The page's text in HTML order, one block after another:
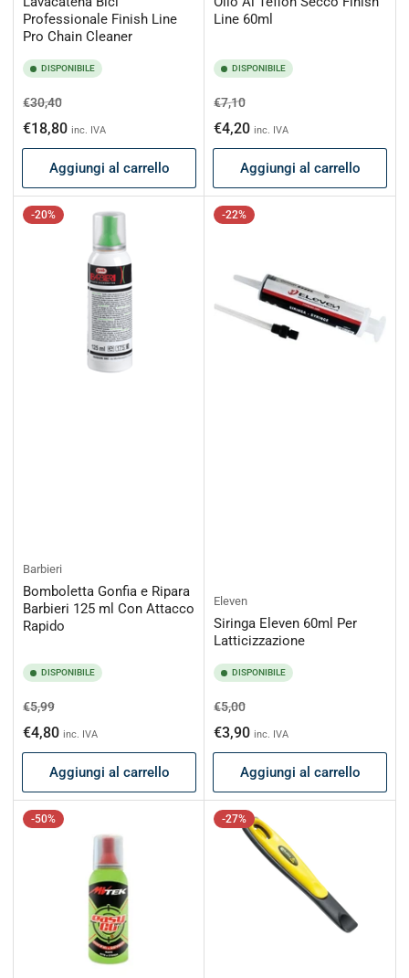
Professionale Finish Line
Pro Chain Cleaner
DISPONIBILE
Prezzo
di
listino
€30,40Prezzo
scontato
€18,80 inc. IVA
Aggiungi al carrello
Line 60ml
DISPONIBILE
Prezzo
di
listino
€7,10Prezzo
scontato
€4,20 inc. IVA
Aggiungi al carrello
-20%
Barbieri
Bomboletta Gonfia e Ripara
Barbieri 125 ml Con Attacco
Rapido
DISPONIBILE
Prezzo
di
listino
€5,99Prezzo
scontato
€4,80 inc. IVA
Aggiungi al carrello
-22%
Eleven
Siringa Eleven 60ml Per
Latticizzazione
DISPONIBILE
Prezzo
di
listino
€5,00Prezzo
scontato
€3,90 inc. IVA
Aggiungi al carrello
-50% -27%